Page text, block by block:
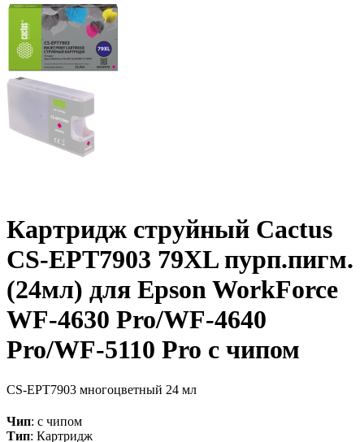
Картридж струйный Cactus
CS-EPT7903 79XL пурп.пигм.
(24мл) для Epson WorkForce
WF-4630 Pro/WF-4640
Pro/WF-5110 Pro с чипом
CS-EPT7903 многоцветный 24 мл
Чип: с чипом
Тип: Картридж